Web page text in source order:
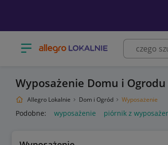
Otwórz menu z kategoriami
Wyposażenie Domu i
Allegro Lokalnie Dom i Ogród Wyposażenie
Podobne: wyposażenie piórnik z